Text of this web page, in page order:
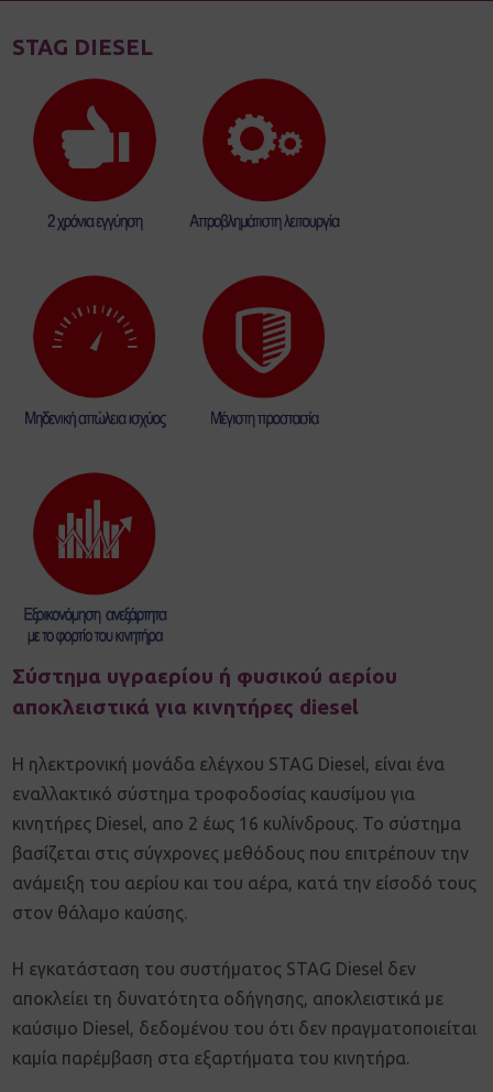
STAG DIESEL
Σύστημα υγραερίου ή φυσικού αερίου
αποκλειστικά για κινητήρες diesel
Η ηλεκτρονική μονάδα ελέγχου STAG Diesel, είναι ένα
εναλλακτικό σύστημα τροφοδοσίας καυσίμου για
κινητήρες Diesel, απο 2 έως 16 κυλίνδρους. Το σύστημα
βασίζεται στις σύγχρονες μεθόδους που επιτρέπουν την
ανάμειξη του αερίου και του αέρα, κατά την είσοδό τους
στον θάλαμο καύσης.
Η εγκατάσταση του συστήματος STAG Diesel δεν
αποκλείει τη δυνατότητα οδήγησης, αποκλειστικά με
καύσιμο Diesel, δεδομένου του ότι δεν πραγματοποιείται
καμία παρέμβαση στα εξαρτήματα του κινητήρα.